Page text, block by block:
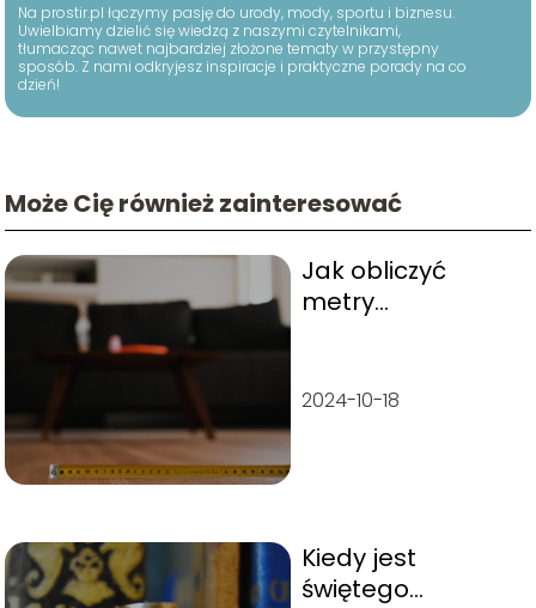
Na prostir.pl łączymy pasję do urody, mody, sportu i biznesu.
Uwielbiamy dzielić się wiedzą z naszymi czytelnikami,
tłumacząc nawet najbardziej złożone tematy w przystępny
sposób. Z nami odkryjesz inspiracje i praktyczne porady na co
dzień!
Może Cię również zainteresować
Jak obliczyć
metry
2024-10-18
Kiedy jest
świętego